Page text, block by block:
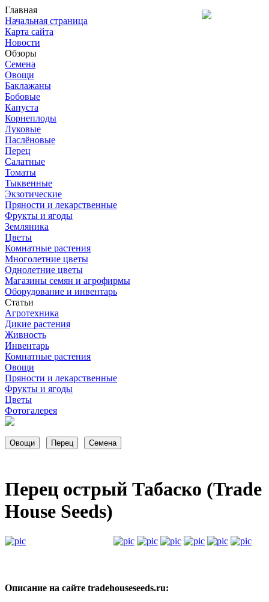
Главная
Начальная страница
Карта сайта
Новости
Обзоры
Семена
Овощи
Баклажаны
Бобовые
Капуста
Корнеплоды
Луковые
Паслёновые
Перец
Салатные
Томаты
Тыквенные
Экзотические
Пряности и лекарственные
Фрукты и ягоды
Земляника
Цветы
Комнатные растения
Многолетние цветы
Однолетние цветы
Магазины семян и агрофирмы
Оборудование и инвентарь
Статьи
Агротехника
Дикие растения
Живность
Инвентарь
Комнатные растения
Овощи
Пряности и лекарственные
Фрукты и ягоды
Цветы
Фотогалерея
Перец острый Табаско (Trade
House Seeds)
Описание на сайте tradehouseseeds.ru: